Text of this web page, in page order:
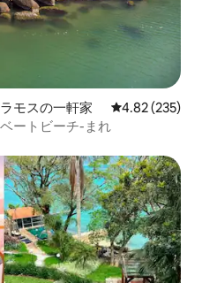
モスの一軒家 レビュー235
4.82 (235)
ートビーチ-まれ